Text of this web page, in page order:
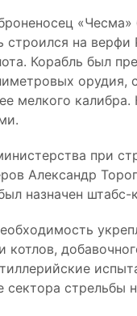
строился на
Корабль был
орудия,
мелкого
при
Александр
назначен штабс-
котлов,
сектора стрельбы